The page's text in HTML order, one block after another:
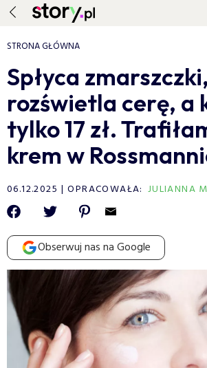
STRONA GŁÓWNA
Spłyca zmarszczki,
rozświetla cerę, a
tylko 17 zł.
krem w
06.12.2025 OPRACOWAŁA: JULIANNA
Obserwuj nas na Google